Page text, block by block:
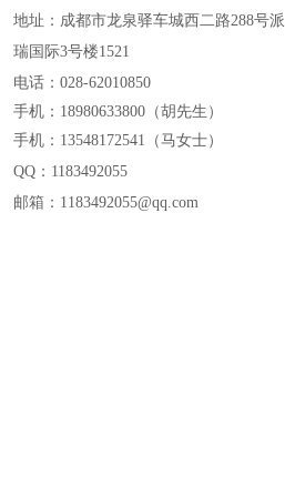
地址：成都市龙泉驿车城西二路288号派
瑞国际3号楼1521
电话：028-62010850
手机：18980633800 （胡先生 ）
手机：13548172541 （马女士）
QQ： 1183492055
邮箱：1183492055@qq.com